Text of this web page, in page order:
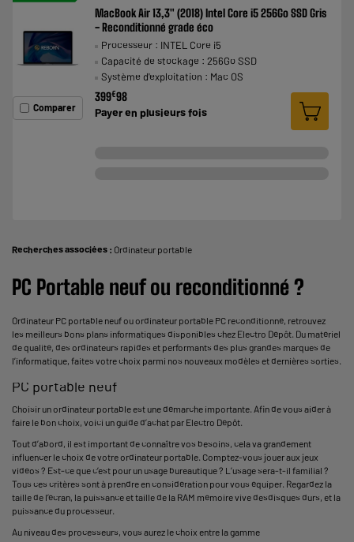
Comparer
MacBook Air 13,3" (2018) Intel Core i5 256Go SSD Gris
- Reconditionné grade éco
Processeur : INTEL Core i5
Capacité de stockage : 256Go SSD
Système d'exploitation : Mac OS
399€98
Payer en plusieurs fois
Recherches associées : Ordinateur portable
PC Portable neuf ou reconditionné ?
Ordinateur PC portable neuf ou ordinateur portable PC reconditionné, retrouvez
les meilleurs bons plans informatiques disponibles chez Electro Dépôt. Du matériel
de qualité, des ordinateurs rapides et performants des plus grandes marques de
l’informatique, faites votre choix parmi nos nouveaux modèles et dernières sorties.
PC portable neuf
Choisir un ordinateur portable est une démarche importante. Afin de vous aider à
faire le bon choix, voici un guide d’achat par Electro Dépôt.
Tout d’abord, il est important de connaître vos besoins, cela va grandement
influencer le choix de votre ordinateur portable. Comptez-vous jouer aux jeux
vidéos ? Est-ce que c’est pour un usage bureautique ? L’usage sera-t-il familial ?
Tous ces critères sont à prendre en considération pour vous équiper. Regardez la
taille de l’écran, la puissance et taille de la RAM mémoire vive desdisques durs, et la
puissance du processeur.
Au niveau des processeurs, vous aurez le choix entre la gamme